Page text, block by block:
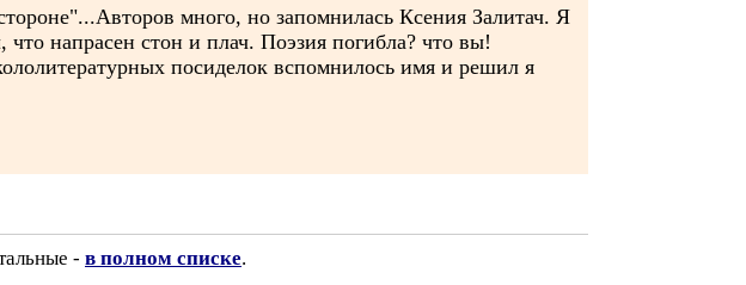
много, но запомнилась Ксения Залитач. Я
напрасен стон и плач. Поэзия погибла? что вы!
посиделок вспомнилось имя и решил я
- в полном списке.